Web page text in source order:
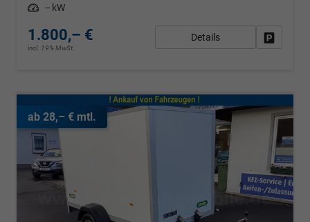
Leistung – kW
1.800,– €
incl. 19% MwSt.
Details
ab 28,– € mtl.